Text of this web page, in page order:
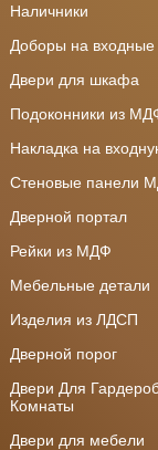
Наличники
Доборы на входные
Двери для шкафа
Подоконники из
Накладка на
Стеновые панели
Дверной портал
Рейки из МДФ
Мебельные детали
Изделия из ЛДСП
Дверной порог
Двери Для
Комнаты
Двери для мебели